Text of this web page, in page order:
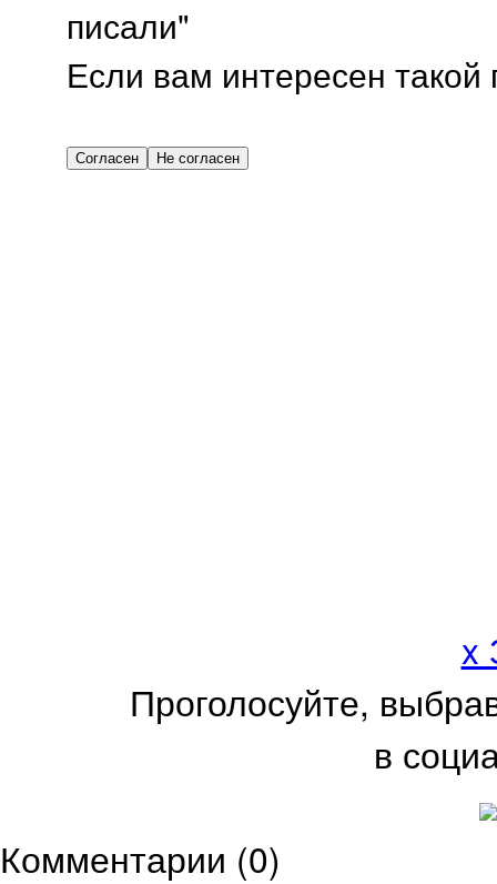
писали"
Если вам интересен
x
Проголосуйте,
в
Комментарии (0)